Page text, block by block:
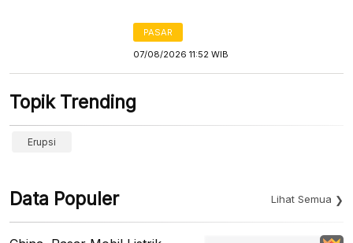
PASAR
07/08/2026 11:52 WIB
Topik Trending
Erupsi
Data Populer Lihat Semua